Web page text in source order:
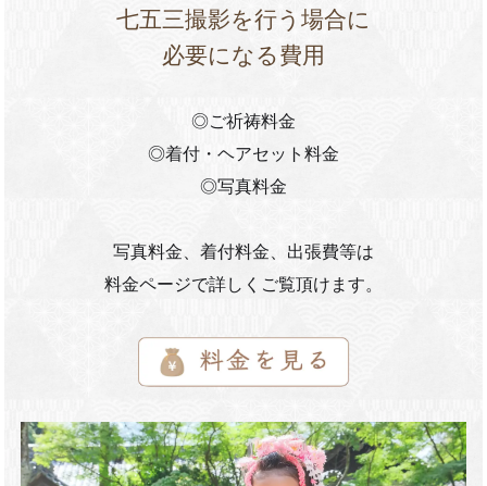
七五三撮影を行う場合に
必要になる費用
◎ご祈祷料金
◎着付・ヘアセット料金
◎写真料金
写真料金、着付料金、出張費等は
料金ページで詳しくご覧頂けます。